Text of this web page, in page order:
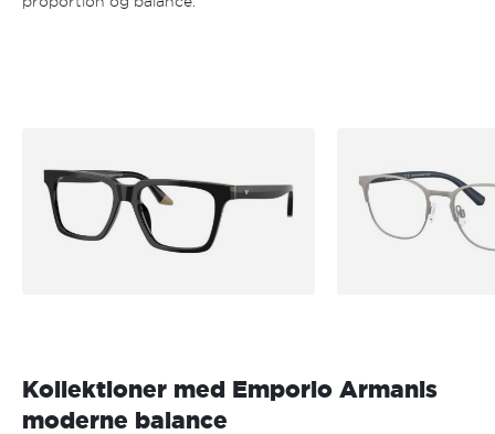
Kollektioner med Emporio Armanis
moderne balance